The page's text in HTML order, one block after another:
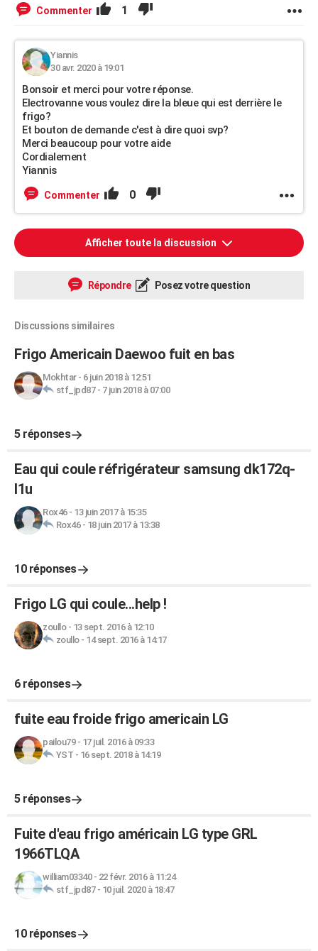
Commenter 1
Yiannis
30 avr. 2020 à 19:01
Bonsoir et merci pour votre réponse.
Electrovanne vous voulez dire la bleue qui est derrière le
frigo?
Et bouton de demande c'est à dire quoi svp?
Merci beaucoup pour votre aide
Cordialement
Yiannis
Commenter 0
Afficher toute la discussion
Répondre Posez votre question
Discussions similaires
Frigo Americain Daewoo fuit en bas
Mokhtar- 6 juin 2018 à 12:51
stf_jpd87- 7 juin 2018 à 07:00
5 réponses
Eau qui coule réfrigérateur samsung dk172q-
l1u
Rox46- 13 juin 2017 à 15:35
Rox46- 18 juin 2017 à 13:38
10 réponses
Frigo LG qui coule...help !
zoullo- 13 sept. 2016 à 12:10
zoullo- 14 sept. 2016 à 14:17
6 réponses
fuite eau froide frigo americain LG
pailou79- 17 juil. 2016 à 09:33
YST - 16 sept. 2018 à 14:19
5 réponses
Fuite d'eau frigo américain LG type GRL
1966TLQA
william03340- 22 févr. 2016 à 11:24
stf_jpd87- 10 juil. 2020 à 18:47
10 réponses